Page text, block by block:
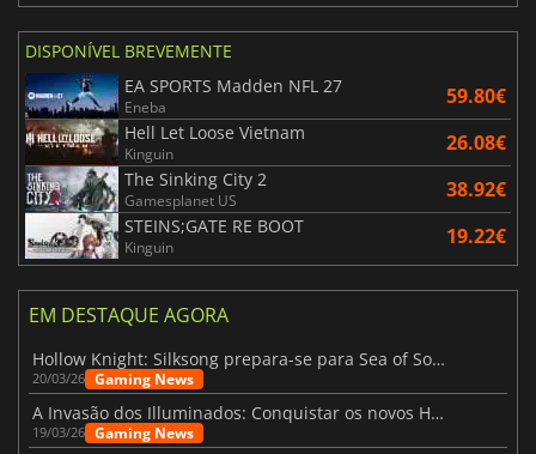
DISPONÍVEL BREVEMENTE
EA SPORTS Madden NFL 27
Eneba 59.80€
Hell Let Loose Vietnam
Kinguin 26.08€
The Sinking City 2
Gamesplanet US 38.92€
STEINS;GATE RE BOOT
Kinguin 19.22€
EM DESTAQUE AGORA
Hollow Knight: Silksong prepara-se para Sea of Sorrow com um patch
20/03/26 Gaming News
A Invasão dos Illuminados: Conquistar os novos Helldivers 2 Atualização!
19/03/26 Gaming News